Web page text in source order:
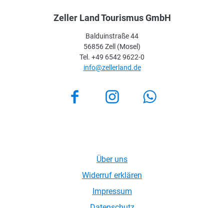
Zeller Land Tourismus GmbH
Balduinstraße 44
56856 Zell (Mosel)
Tel. +49 6542 9622-0
info@zellerland.de
FacebookInstagram
Über uns
Widerruf erklären
Impressum